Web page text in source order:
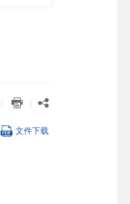
 
 文件下载